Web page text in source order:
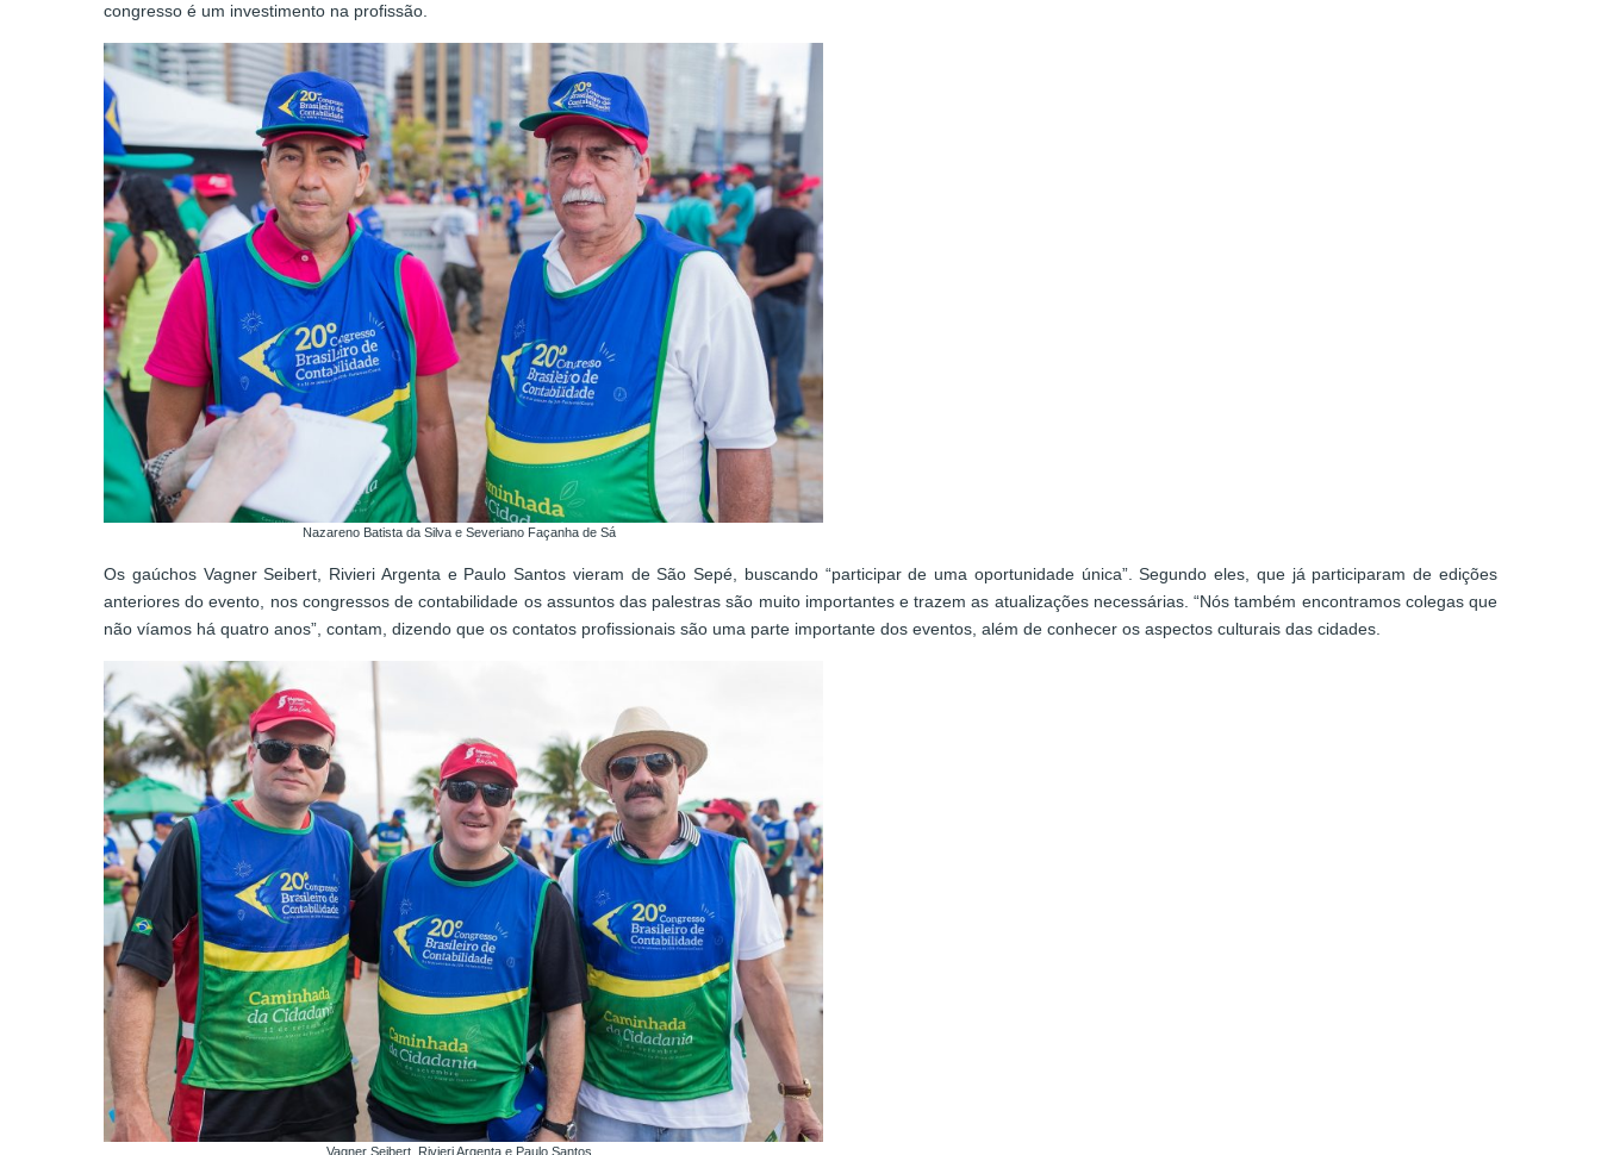
congresso é um investimento na profissão.
Nazareno Batista da Silva e Severiano Façanha de Sá
Os gaúchos Vagner Seibert, Rivieri Argenta e Paulo Santos vieram de São Sepé, buscando “participar de uma oportunidade única”. Segundo eles, que já participaram de edições
anteriores do evento, nos congressos de contabilidade os assuntos das palestras são muito importantes e trazem as atualizações necessárias. “Nós também encontramos colegas que
não víamos há quatro anos”, contam, dizendo que os contatos profissionais são uma parte importante dos eventos, além de conhecer os aspectos culturais das cidades.
Vagner Seibert, Rivieri Argenta e Paulo Santos